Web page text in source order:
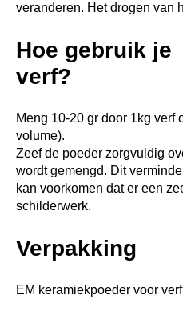
veranderen. Het drogen van
Hoe gebruik je
verf?
Meng 10-20 gr door 1kg verf
volume).
Zeef de poeder zorgvuldig
wordt gemengd. Dit
kan voorkomen dat er een
schilderwerk.
Verpakking
EM keramiekpoeder voor